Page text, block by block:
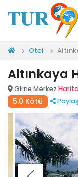
Otel
Altınkaya
Girne Merkez
5.0 Kötü